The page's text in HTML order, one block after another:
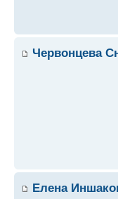
Червонцева
Елена